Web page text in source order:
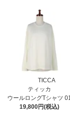
TICCA
ティッカ
ウールロングTシャツ
19,800円(税込)